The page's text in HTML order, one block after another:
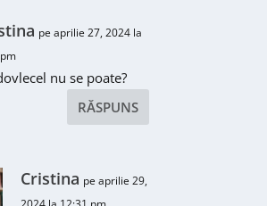
pe aprilie 27, 2024 la
nu se poate?
RĂSPUNS
Cristina pe aprilie 29,